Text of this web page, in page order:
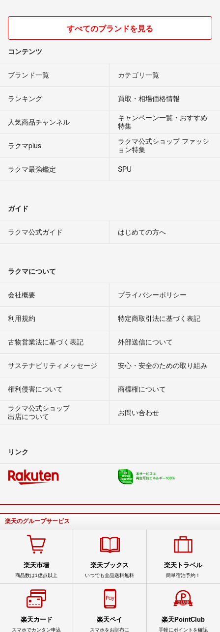
すべてのブランドを見る
コンテンツ
ブランド一覧 カテゴリ一覧
ランキング 買取・相場価格情報
人気商品チャンネル
キャンペーン一覧・おすすめ
特集
ラクマplus
ラクマ公式ショップ ファッシ
ョン特集
ラクマ最強鑑定
SPU
ガイド
ラクマ公式ガイド はじめての方へ
ラクマについて
会社概要 プライバシーポリシー
利用規約 特定商取引法に基づく表記
古物営業法に基づく表記 外部送信について
サステナビリティメッセージ 安心・安全のための取り組み
権利侵害について
商標権について
ラクマ公式ショップ
出店について
お問い合わせ
リンク
楽天のグループサービス
楽天市場
商品数は1億点以上
楽天ブックス
いつでも全品送料無料
楽天トラベル
簡単宿泊予約！
楽天カード
スマホでカンタン申込
楽天ペイ
スマホをお財布に
楽天PointClub
手軽にポイントを確認